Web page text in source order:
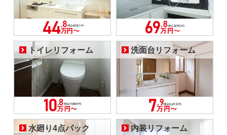
トイレリフォーム 洗面台リフォーム
水廻り4点パック 内装リフォーム